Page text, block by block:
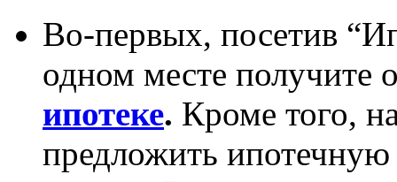
Во-первых, посетив
одном месте получите
ипотеке. Кроме того,
предложить